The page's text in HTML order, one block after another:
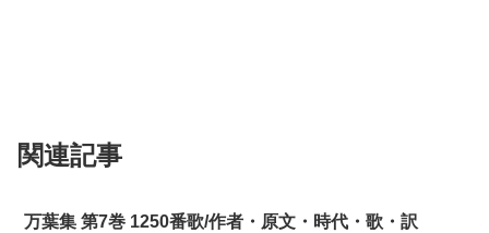
関連記事
万葉集 第7巻 1250番歌/作者・原文・時代・歌・訳